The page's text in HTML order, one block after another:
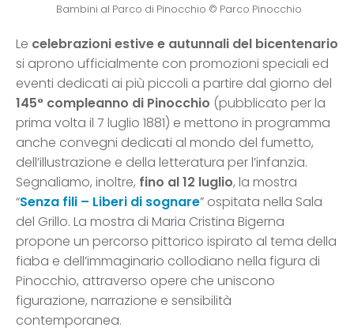
Bambini al Parco di Pinocchio © Parco Pinocchio
Le celebrazioni estive e autunnali del bicentenario
si aprono ufficialmente con promozioni speciali ed
eventi dedicati ai più piccoli a partire dal giorno del
145° compleanno di Pinocchio (pubblicato per la
prima volta il 7 luglio 1881) e mettono in programma
anche convegni dedicati al mondo del fumetto,
dell’illustrazione e della letteratura per l’infanzia.
Segnaliamo, inoltre, fino al 12 luglio, la mostra
“Senza fili – Liberi di sognare” ospitata nella Sala
del Grillo. La mostra di Maria Cristina Bigerna
propone un percorso pittorico ispirato al tema della
fiaba e dell’immaginario collodiano nella figura di
Pinocchio, attraverso opere che uniscono
figurazione, narrazione e sensibilità
contemporanea.